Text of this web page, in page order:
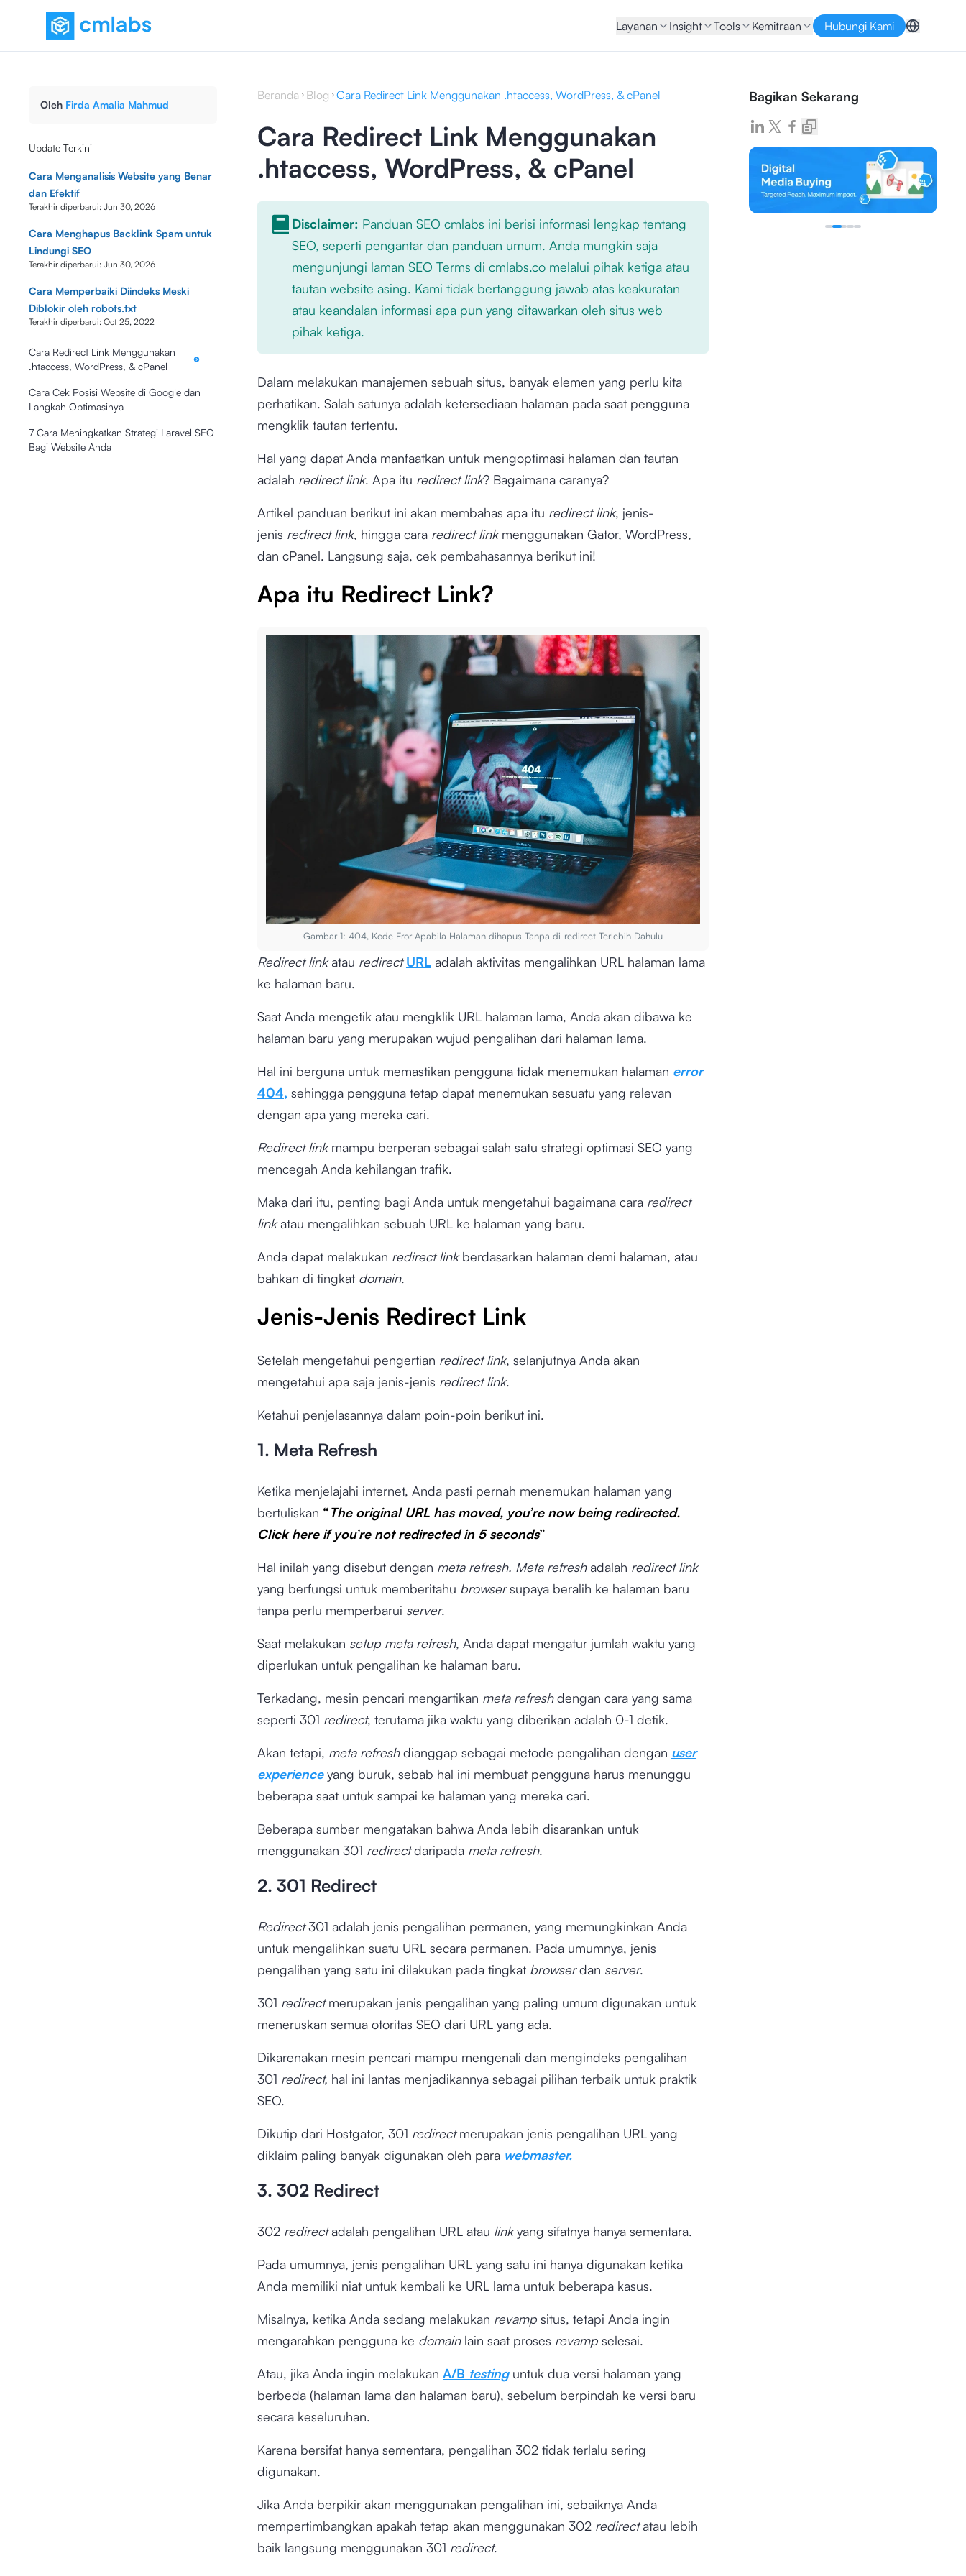
Layanan Insight Tools Kemitraan Hubungi Kami
Oleh Firda Amalia Mahmud
Update Terkini
Cara Menganalisis Website yang Benar
dan Efektif
Terakhir diperbarui: Jun 30, 2026
Cara Menghapus Backlink Spam untuk
Lindungi SEO
Terakhir diperbarui: Jun 30, 2026
Cara Memperbaiki Diindeks Meski
Diblokir oleh robots.txt
Terakhir diperbarui: Oct 25, 2022
Cara Redirect Link Menggunakan
.htaccess, WordPress, & cPanel
Cara Cek Posisi Website di Google dan
Langkah Optimasinya
7 Cara Meningkatkan Strategi Laravel SEO
Bagi Website Anda
Beranda Blog Cara Redirect Link Menggunakan .htaccess, WordPress, & cPanel
Cara Redirect Link Menggunakan
.htaccess, WordPress, & cPanel
Disclaimer: Panduan SEO cmlabs ini berisi informasi lengkap tentang
SEO, seperti pengantar dan panduan umum. Anda mungkin saja
mengunjungi laman SEO Terms di cmlabs.co melalui pihak ketiga atau
tautan website asing. Kami tidak bertanggung jawab atas keakuratan
atau keandalan informasi apa pun yang ditawarkan oleh situs web
pihak ketiga.
Dalam melakukan manajemen sebuah situs, banyak elemen yang perlu kita
perhatikan. Salah satunya adalah ketersediaan halaman pada saat pengguna
mengklik tautan tertentu.
Hal yang dapat Anda manfaatkan untuk mengoptimasi halaman dan tautan
adalah redirect link. Apa itu redirect link? Bagaimana caranya?
Artikel panduan berikut ini akan membahas apa itu redirect link, jenis-
jenis redirect link, hingga cara redirect linkmenggunakan Gator, WordPress,
dan cPanel. Langsung saja, cek pembahasannya berikut ini!
Apa itu Redirect Link?
Gambar 1: 404, Kode Eror Apabila Halaman dihapus Tanpa di-redirect Terlebih Dahulu
Redirect linkatau redirect URLadalah aktivitas mengalihkan URL halaman lama
ke halaman baru.
Saat Anda mengetik atau mengklik URL halaman lama, Anda akan dibawa ke
halaman baru yang merupakan wujud pengalihan dari halaman lama.
Hal ini berguna untuk memastikan pengguna tidak menemukan halaman error
404, sehingga pengguna tetap dapat menemukan sesuatu yang relevan
dengan apa yang mereka cari.
Redirect linkmampu berperan sebagai salah satu strategi optimasi SEO yang
mencegah Anda kehilangan trafik.
Maka dari itu, penting bagi Anda untuk mengetahui bagaimana cararedirect
linkatau mengalihkan sebuah URL ke halaman yang baru.
Anda dapat melakukan redirect linkberdasarkan halaman demi halaman, atau
bahkan di tingkat domain.
Jenis-Jenis Redirect Link
Setelah mengetahui pengertian redirect link, selanjutnya Anda akan
mengetahui apa saja jenis-jenis redirect link.
Ketahui penjelasannya dalam poin-poin berikut ini.
1. Meta Refresh
Ketika menjelajahi internet, Anda pasti pernah menemukan halaman yang
bertuliskan “The original URL has moved, you’re now being redirected.
Click here if you’re not redirected in 5 seconds”
Hal inilah yang disebut dengan meta refresh. Meta refreshadalah redirect link
yang berfungsi untuk memberitahu browsersupaya beralih ke halaman baru
tanpa perlu memperbarui server.
Saat melakukan setup meta refresh, Anda dapat mengatur jumlah waktu yang
diperlukan untuk pengalihan ke halaman baru.
Terkadang, mesin pencari mengartikan meta refreshdengan cara yang sama
seperti 301 redirect, terutama jika waktu yang diberikan adalah 0-1 detik.
Akan tetapi, meta refreshdianggap sebagai metode pengalihan dengan user
experienceyang buruk, sebab hal ini membuat pengguna harus menunggu
beberapa saat untuk sampai ke halaman yang mereka cari.
Beberapa sumber mengatakan bahwa Anda lebih disarankan untuk
menggunakan 301 redirectdaripada meta refresh.
2. 301 Redirect
Redirect301 adalah jenis pengalihan permanen, yang memungkinkan Anda
untuk mengalihkan suatu URL secara permanen. Pada umumnya, jenis
pengalihan yang satu ini dilakukan pada tingkat browserdan server.
301 redirectmerupakan jenis pengalihan yang paling umum digunakan untuk
meneruskan semua otoritas SEO dari URL yang ada.
Dikarenakan mesin pencari mampu mengenali dan mengindeks pengalihan
301 redirect, hal ini lantas menjadikannya sebagai pilihan terbaik untuk praktik
SEO.
Dikutip dari Hostgator, 301 redirectmerupakan jenis pengalihan URL yang
diklaim paling banyak digunakan oleh para webmaster.
3. 302 Redirect
302 redirectadalah pengalihan URL atau linkyang sifatnya hanya sementara.
Pada umumnya, jenis pengalihan URL yang satu ini hanya digunakan ketika
Anda memiliki niat untuk kembali ke URL lama untuk beberapa kasus.
Misalnya, ketika Anda sedang melakukan revampsitus, tetapi Anda ingin
mengarahkan pengguna ke domainlain saat proses revampselesai.
Atau, jika Anda ingin melakukan A/B testing untuk dua versi halaman yang
berbeda (halaman lama dan halaman baru), sebelum berpindah ke versi baru
secara keseluruhan.
Karena bersifat hanya sementara, pengalihan 302 tidak terlalu sering
digunakan.
Jika Anda berpikir akan menggunakan pengalihan ini, sebaiknya Anda
mempertimbangkan apakah tetap akan menggunakan 302redirectatau lebih
baik langsung menggunakan 301 redirect.
Bagikan Sekarang